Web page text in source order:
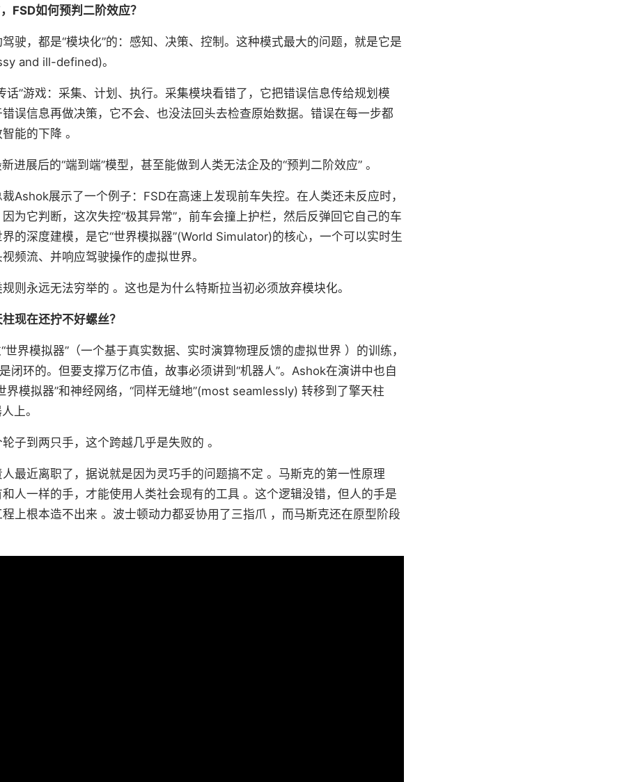
FSD如何预判二阶效应？
驶，都是“模块化”的：感知、决策、控制。这种模式最大的问题，就是它是
and ill-defined)。
话”游戏：采集、计划、执行。采集模块看错了，它把错误信息传给规划模
误信息再做决策，它不会、也没法回头去检查原始数据。错误在每一步都
能的下降 。
进展后的“端到端”模型，甚至能做到人类无法企及的“预判二阶效应” 。
Ashok展示了一个例子：FSD在高速上发现前车失控。在人类还未反应时，
为它判断，这次失控“极其异常”，前车会撞上护栏，然后反弹回它自己的车
的深度建模，是它“世界模拟器”(World Simulator)的核心，一个可以实时生
频流、并响应驾驶操作的虚拟世界。
则永远无法穷举的 。这也是为什么特斯拉当初必须放弃模块化。
现在还拧不好螺丝？
世界模拟器”（一个基于真实数据、实时演算物理反馈的虚拟世界 ）的训练，
闭环的。但要支撑万亿市值，故事必须讲到“机器人”。Ashok在演讲中也自
界模拟器”和神经网络，“同样无缝地”(most seamlessly) 转移到了擎天柱
上。
子到两只手，这个跨越几乎是失败的 。
最近离职了，据说就是因为灵巧手的问题搞不定 。马斯克的第一性原理
人一样的手，才能使用人类社会现有的工具 。这个逻辑没错，但人的手是
上根本造不出来 。波士顿动力都妥协用了三指爪 ，而马斯克还在原型阶段